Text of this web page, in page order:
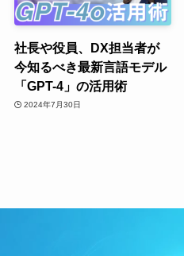
社長や役員、DX担当者が
今知るべき最新言語モデル
「GPT-4」の活用術
2024年7月30日